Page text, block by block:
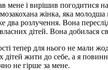
мене і вирішив погодитися
жінка, яка молодша
розлучення. Вона
дітей. Вона добилася
тепер для нього не мали
дітей жити до себе, а я
не гірше за мене.